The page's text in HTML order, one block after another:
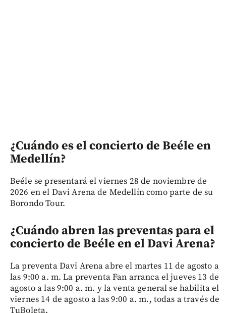
¿Cuándo es el concierto de Beéle en
Medellín?
Beéle se presentará el viernes 28 de noviembre de
2026 en el Davi Arena de Medellín como parte de su
Borondo Tour.
¿Cuándo abren las preventas para el
concierto de Beéle en el Davi Arena?
La preventa Davi Arena abre el martes 11 de agosto a
las 9:00 a. m. La preventa Fan arranca el jueves 13 de
agosto a las 9:00 a. m. y la venta general se habilita el
viernes 14 de agosto a las 9:00 a. m., todas a través de
TuBoleta.